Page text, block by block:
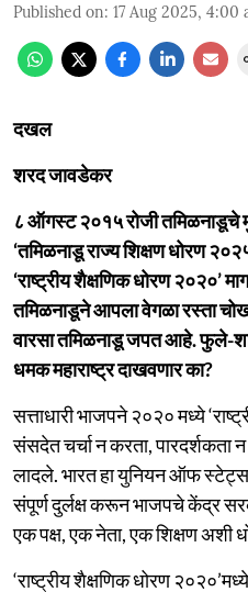
Published on: 17 Aug 2025, 4:00
दखल
शरद जावडेकर
८ ऑगस्ट २०१५ रोजी तमिळनाडूचे
‘तमिळनाडू राज्य शिक्षण धोरण
‘राष्ट्रीय शैक्षणिक धोरण २०२०’
तमिळनाडूने आपला वेगळा रस्ता
वारसा तमिळनाडू जपत आहे. फुले-
धमक महाराष्ट्र दाखवणार का?
सत्ताधारी भाजपने २०२० मध्ये
संसदेत चर्चा न करता, पारदर्शकता
लादले. भारत हा युनियन ऑफ
संपूर्ण दुर्लक्ष करून भाजपचे केंद्र
एक पक्ष, एक नेता, एक शिक्षण अशी
‘राष्ट्रीय शैक्षणिक धोरण